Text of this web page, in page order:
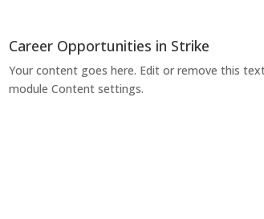
Career Opportunities in Strike
Your content goes here. Edit or remove this
module Content settings.